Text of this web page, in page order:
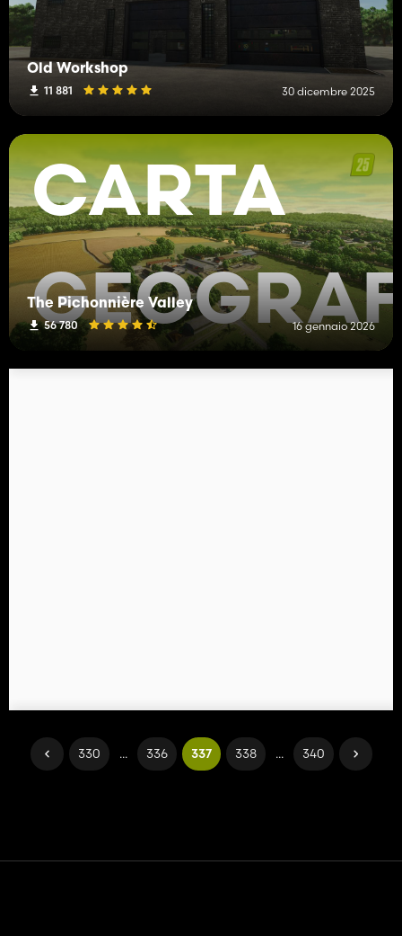
Old Workshop
11 881 30 dicembre 2025
CARTA
The Pichonnière Valley
56 780 16 gennaio 2026
330 ... 336 337 338 ... 340